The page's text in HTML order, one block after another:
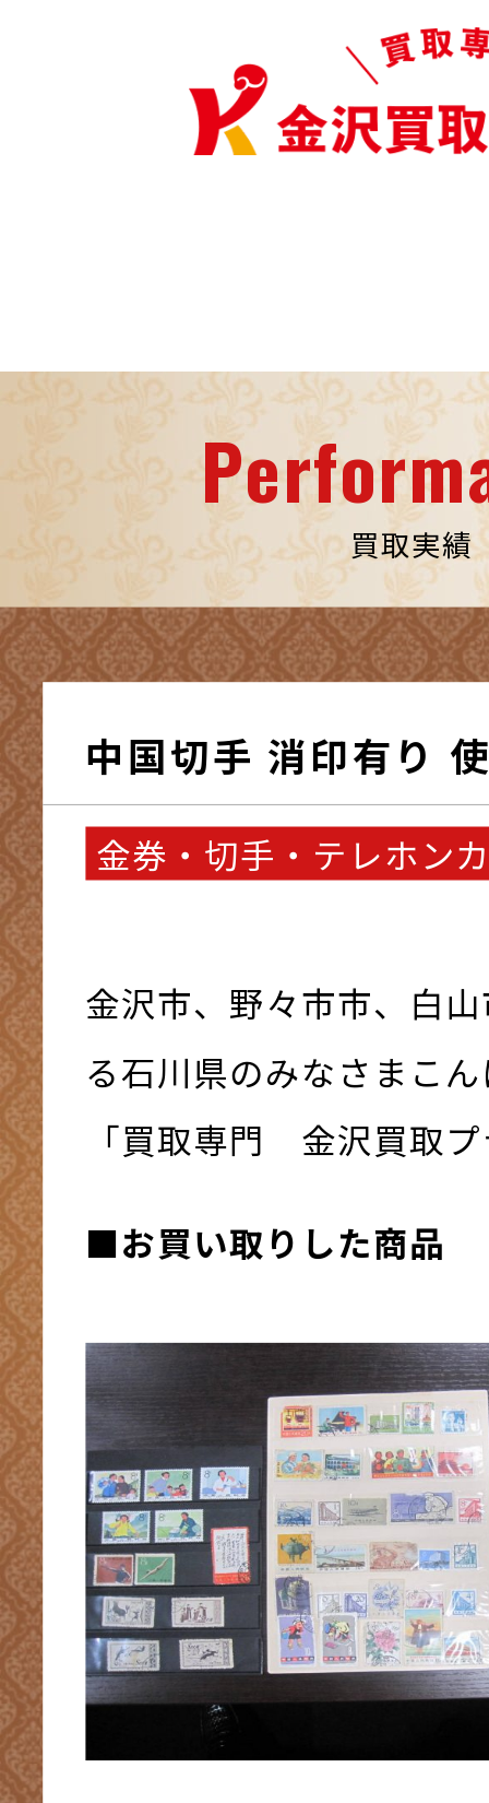
買取実績
中国切手 消印有り
金券・切手・テレホン
金沢市、野々市市、白
る石川県のみなさまこ
「買取専門 金沢買取
■お買い取りした商品